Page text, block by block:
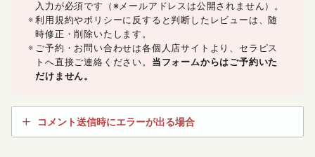
入力が必須です（※メールアドレスは公開されません）。
利用規約やポリシーに反すると判断したレビューは、随
時修正・削除いたします。
ご予約・お問い合わせは各個人店サイトより、セラピス
トへ直接ご連絡ください。 当フォームからはご予約いた
だけません。
コメント送信時にエラーが出る場合